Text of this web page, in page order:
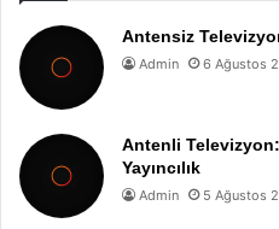
Antensiz
Admin 6 Ağustos
Antenli
Yayıncılık
Admin 5 Ağustos